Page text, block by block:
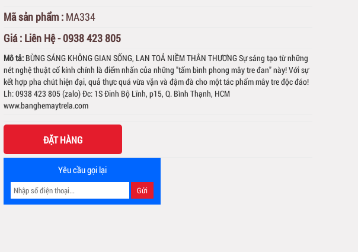
Mã sản phẩm : MA334
Giá : Liên Hệ - 0938 423 805
Mô tả: BỪNG SÁNG KHÔNG GIAN SỐNG, LAN TOẢ NIỀM THÂN THƯƠNG Sự sáng tạo từ những
nét nghệ thuật cổ kính chính là điểm nhấn của những "tấm bình phong mây tre đan" này! Với sự
kết hợp pha chút hiện đại, quả thực quá vừa vặn và đậm đà cho một tác phẩm mây tre độc đáo!
Lh: 0938 423 805 (zalo) Đc: 1S Đinh Bộ Lĩnh, p15, Q. Bình Thạnh, HCM
www.banghemaytrela.com
ĐẶT HÀNG
Yêu cầu gọi lại